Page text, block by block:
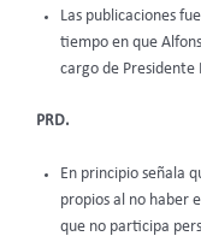
Las publicaciones
tiempo en que
cargo de Presidente
PRD.
En principio señala
propios al no haber
que no participa